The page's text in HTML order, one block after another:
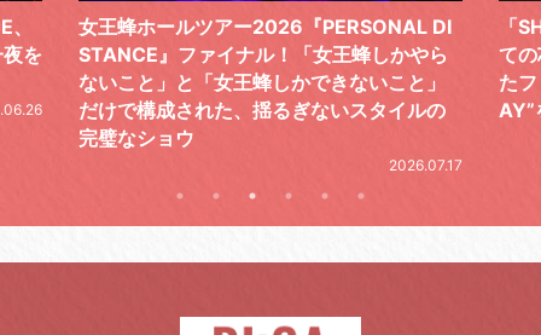
ら
の
「SHISHAMOでした!!!」ロックバンドとし
ての芯を貫き通し、笑顔と感謝で泳ぎ切っ
たファイナルライブ、DAY2“GOODBYE D
AY”をレポート
気
レ